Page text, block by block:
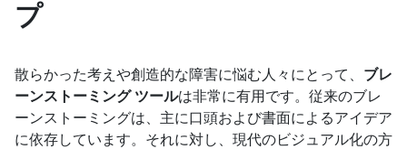
プ
散らかった考えや創造的な障害に悩む人々にとって、 ブレ
ーンストーミング ツールは非常に有用です。従来のブレ
ーンストーミングは、主に口頭および書面によるアイデア
に依存しています。それに対し、現代のビジュアル化の方